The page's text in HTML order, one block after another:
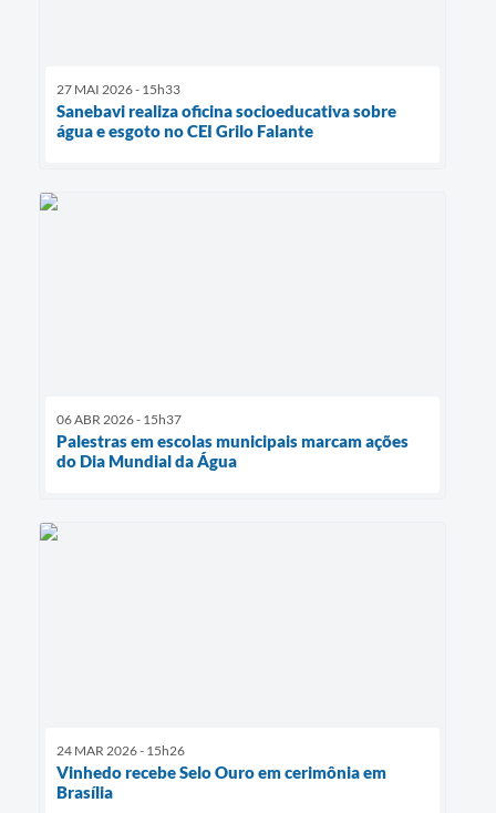
27 MAI 2026 - 15h33
Sanebavi realiza oficina socioeducativa sobre
água e esgoto no CEI Grilo Falante
06 ABR 2026 - 15h37
Palestras em escolas municipais marcam ações
do Dia Mundial da Água
24 MAR 2026 - 15h26
Vinhedo recebe Selo Ouro em cerimônia em
Brasília